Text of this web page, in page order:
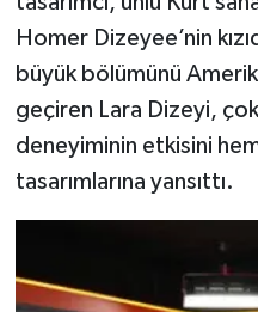
Homer Dizeyee’nin
büyük bölümünü
geçiren Lara Dizeyi,
deneyiminin etkisini
tasarımlarına yansıttı.